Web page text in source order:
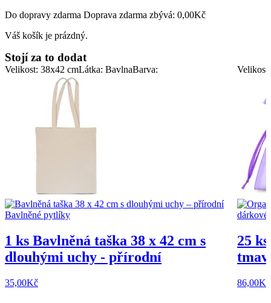
Do dopravy zdarma Doprava zdarma zbývá: 0,00Kč
Váš košík je prázdný.
Stojí za to dodat
Velikost: 38x42 cmLátka: BavlnaBarva:
1 ks Bavlněná taška 38 x 42 cm s
dlouhými uchy - přírodní
35,00Kč
25
86,00Kč